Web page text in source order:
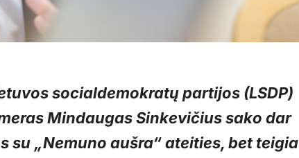
socialdemokratų partijos (LSDP)
Mindaugas Sinkevičius sako dar
su „Nemuno aušra“ ateities, bet teigia